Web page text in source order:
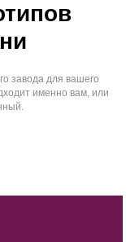
завода для вашего
именно вам, или